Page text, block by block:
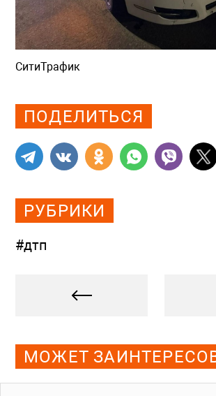
СитиТрафик
ПОДЕЛИТЬСЯ
РУБРИКИ
#дтп
МОЖЕТ